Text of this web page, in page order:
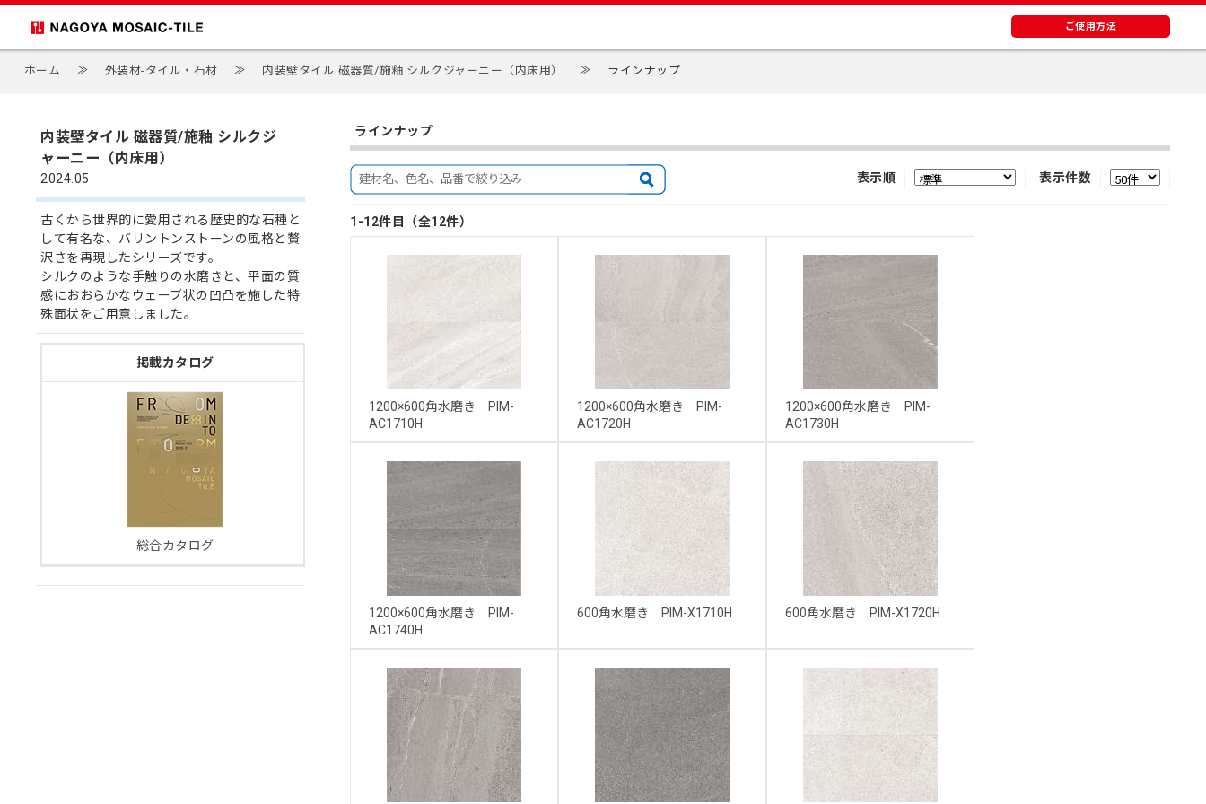
ご使用方法
ホーム ≫ 外装材-タイル・石材 ≫ 内装壁タイル 磁器質/施釉 シルクジャーニー（内床用） ≫ ラインナップ
内装壁タイル 磁器質/施釉 シルクジ
ャーニー（内床用）
2024.05
古くから世界的に愛用される歴史的な石種と
して有名な、バリントンストーンの風格と贅
沢さを再現したシリーズです。
シルクのような手触りの水磨きと、平面の質
感におおらかなウェーブ状の凹凸を施した特
殊面状をご用意しました。
掲載カタログ
総合カタログ
ラインナップ
表示順 表示件数
1-12件目（全12件）
1200×600角水磨き PIM-
AC1710H
1200×600角水磨き PIM-
AC1720H
1200×600角水磨き PIM-
AC1730H
1200×600角水磨き PIM-
AC1740H
600角水磨き PIM-X1710H 600角水磨き PIM-X1720H